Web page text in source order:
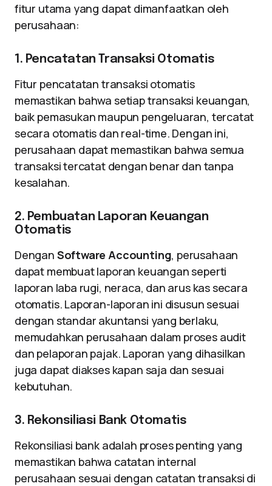
fitur utama yang dapat dimanfaatkan oleh
perusahaan:
1. Pencatatan Transaksi Otomatis
Fitur pencatatan transaksi otomatis
memastikan bahwa setiap transaksi keuangan,
baik pemasukan maupun pengeluaran, tercatat
secara otomatis dan real-time. Dengan ini,
perusahaan dapat memastikan bahwa semua
transaksi tercatat dengan benar dan tanpa
kesalahan.
2. Pembuatan Laporan Keuangan
Otomatis
Dengan Software Accounting, perusahaan
dapat membuat laporan keuangan seperti
laporan laba rugi, neraca, dan arus kas secara
otomatis. Laporan-laporan ini disusun sesuai
dengan standar akuntansi yang berlaku,
memudahkan perusahaan dalam proses audit
dan pelaporan pajak. Laporan yang dihasilkan
juga dapat diakses kapan saja dan sesuai
kebutuhan.
3. Rekonsiliasi Bank Otomatis
Rekonsiliasi bank adalah proses penting yang
memastikan bahwa catatan internal
perusahaan sesuai dengan catatan transaksi di